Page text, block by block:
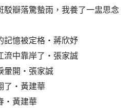
駁瓣落驚蟄雨，我養了一盅思念
記憶被定格‧蔣欣妤
流中靠岸了‧張家誠
暈開‧張家誠
了‧黃建華
‧黃建華